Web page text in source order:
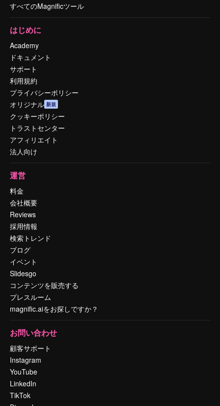
すべてのMagnificツール
はじめに
Academy
ドキュメント
サポート
利用規約
プライバシーポリシー
オリジナル 新規
クッキーポリシー
トラストセンター
アフィリエイト
法人向け
運営
料金
会社概要
Reviews
採用情報
検索トレンド
ブログ
イベント
Slidesgo
コンテンツを販売する
プレスルーム
magnific.aiをお探しですか？
お問い合わせ
顧客サポート
Instagram
YouTube
LinkedIn
TikTok